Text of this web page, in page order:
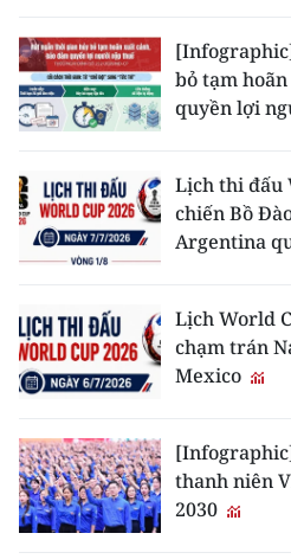
bỏ tạm
quyền lợi
Lịch thi đấu
chiến Bồ
Argentina
Lịch World
chạm trán
Mexico
thanh niên
2030